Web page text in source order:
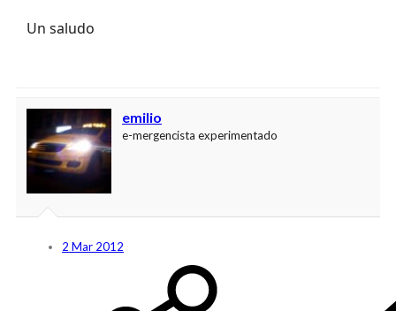
Un saludo
emilio
e-mergencista experimentado
2 Mar 2012